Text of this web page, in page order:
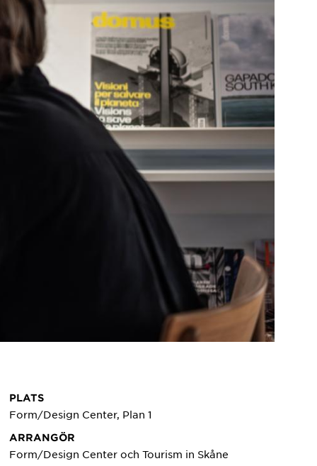
PLATS
Form/Design Center, Plan 1
ARRANGÖR
Form/Design Center och Tourism in Skåne